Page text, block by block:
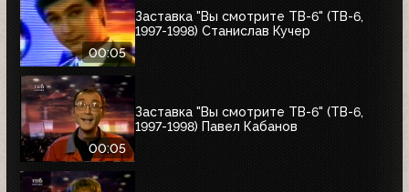
00:05
Заставка "Вы смотрите ТВ-6" (ТВ-6,
1997-1998) Станислав Кучер
00:05
Заставка "Вы смотрите ТВ-6" (ТВ-6,
1997-1998) Павел Кабанов